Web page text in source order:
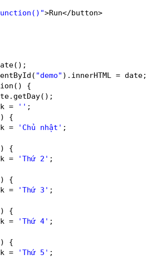
>Run</button>
"demo" ).innerHTML = date;
{
= '' ;
{
=
'Chủ nhật' ;
{
=
'Thứ 2' ;
{
=
'Thứ 3' ;
{
=
'Thứ 4' ;
{
=
'Thứ 5' ;